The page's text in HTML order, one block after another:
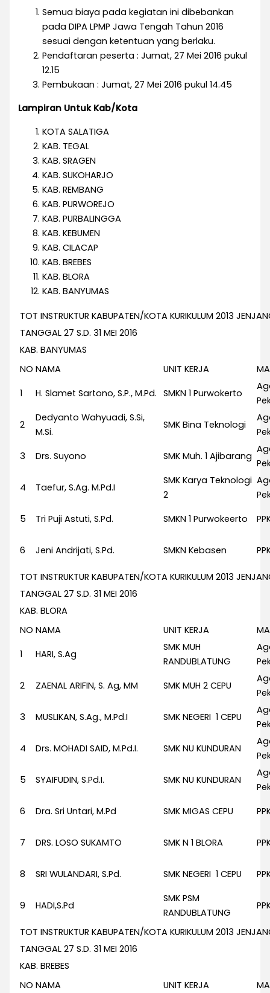
Semua biaya pada kegiatan ini dibebankan
pada DIPA LPMP Jawa Tengah Tahun 2016
sesuai dengan ketentuan yang berlaku.
Pendaftaran peserta : Jumat, 27 Mei 2016 pukul
12.15
Pembukaan : Jumat, 27 Mei 2016 pukul 14.45
Lampiran Untuk Kab/Kota
KOTA SALATIGA
KAB. TEGAL
KAB. SRAGEN
KAB. SUKOHARJO
KAB. REMBANG
KAB. PURWOREJO
KAB. PURBALINGGA
KAB. KEBUMEN
KAB. CILACAP
KAB. BREBES
KAB. BLORA
KAB. BANYUMAS
TOT INSTRUKTUR KABUPATEN/KOTA KURIKULUM 2013
TANGGAL 27 S.D. 31 MEI 2016
KAB. BANYUMAS
NO NAMA UNIT KERJA
1
H. Slamet Sartono, S.P., M.Pd. SMKN 1 Purwokerto
2
Dedyanto Wahyuadi, S.Si,
M.Si.
SMK Bina Teknologi
3
Drs. Suyono SMK Muh. 1 Ajibarang
4
Taefur, S.Ag. M.Pd.I
SMK Karya Teknologi
2
5
Tri Puji Astuti, S.Pd. SMKN 1 Purwokeerto
6 Jeni Andrijati, S.Pd. SMKN Kebasen
TOT INSTRUKTUR KABUPATEN/KOTA KURIKULUM 2013
TANGGAL 27 S.D. 31 MEI 2016
KAB. BLORA
NO NAMA UNIT KERJA
1
HARI, S.Ag
SMK MUH
RANDUBLATUNG
2
ZAENAL ARIFIN, S. Ag, MM SMK MUH 2 CEPU
3
MUSLIKAN, S.Ag., M.Pd.I SMK NEGERI 1 CEPU
4
Drs. MOHADI SAID, M.Pd.I. SMK NU KUNDURAN
5
SYAIFUDIN, S.Pd.I. SMK NU KUNDURAN
6
Dra. Sri Untari, M.Pd SMK MIGAS CEPU
7 DRS. LOSO SUKAMTO SMK N 1 BLORA
8 SRI WULANDARI, S.Pd. SMK NEGERI 1 CEPU
9 HADI,S.Pd
SMK PSM
RANDUBLATUNG
TOT INSTRUKTUR KABUPATEN/KOTA KURIKULUM 2013
TANGGAL 27 S.D. 31 MEI 2016
KAB. BREBES
NO NAMA UNIT KERJA